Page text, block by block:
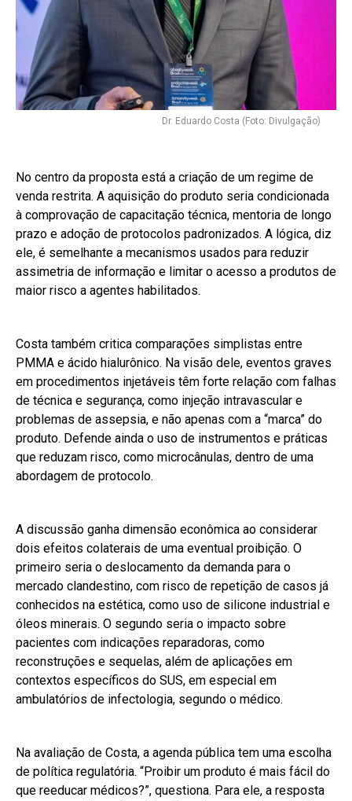
Dr. Eduardo Costa (Foto: Divulgação)
No centro da proposta está a criação de um regime de
venda restrita. A aquisição do produto seria condicionada
à comprovação de capacitação técnica, mentoria de longo
prazo e adoção de protocolos padronizados. A lógica, diz
ele, é semelhante a mecanismos usados para reduzir
assimetria de informação e limitar o acesso a produtos de
maior risco a agentes habilitados.
Costa também critica comparações simplistas entre
PMMA e ácido hialurônico. Na visão dele, eventos graves
em procedimentos injetáveis têm forte relação com falhas
de técnica e segurança, como injeção intravascular e
problemas de assepsia, e não apenas com a “marca” do
produto. Defende ainda o uso de instrumentos e práticas
que reduzam risco, como microcânulas, dentro de uma
abordagem de protocolo.
A discussão ganha dimensão econômica ao considerar
dois efeitos colaterais de uma eventual proibição. O
primeiro seria o deslocamento da demanda para o
mercado clandestino, com risco de repetição de casos já
conhecidos na estética, como uso de silicone industrial e
óleos minerais. O segundo seria o impacto sobre
pacientes com indicações reparadoras, como
reconstruções e sequelas, além de aplicações em
contextos específicos do SUS, em especial em
ambulatórios de infectologia, segundo o médico.
Na avaliação de Costa, a agenda pública tem uma escolha
de política regulatória. “Proibir um produto é mais fácil do
que reeducar médicos?”, questiona. Para ele, a resposta